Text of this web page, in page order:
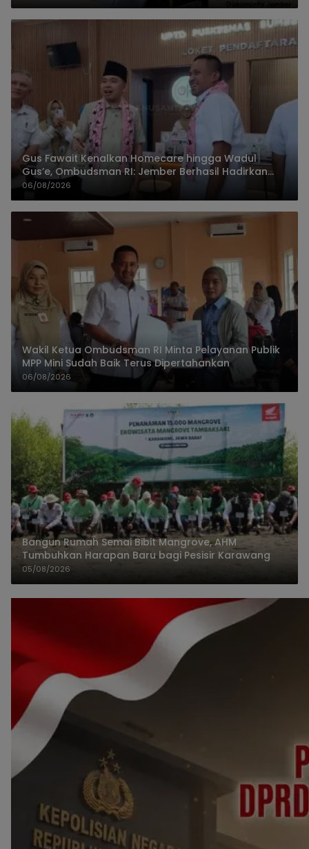
Gus Fawait Kenalkan Homecare hingga Wadul
Gus’e, Ombudsman RI: Jember Berhasil Hadirkan
Layanan Kualitas
06/08/2026
Wakil Ketua Ombudsman RI Minta Pelayanan Publik
MPP Mini Sudah Baik Terus Dipertahankan
06/08/2026
Bangun Rumah Semai Bibit Mangrove, AHM
Tumbuhkan Harapan Baru bagi Pesisir Karawang
05/08/2026